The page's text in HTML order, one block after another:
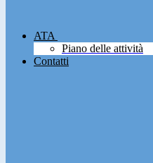
ATA
Piano delle attività
Contatti